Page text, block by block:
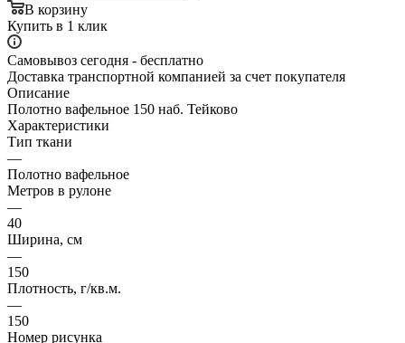
В корзину
Купить в 1 клик
Самовывоз сегодня - бесплатно
Доставка транспортной компанией за счет покупателя
Описание
Полотно вафельное 150 наб. Тейково
Характеристики
Тип ткани
—
Полотно вафельное
Метров в рулоне
—
40
Ширина, см
—
150
Плотность, г/кв.м.
—
150
Номер рисунка